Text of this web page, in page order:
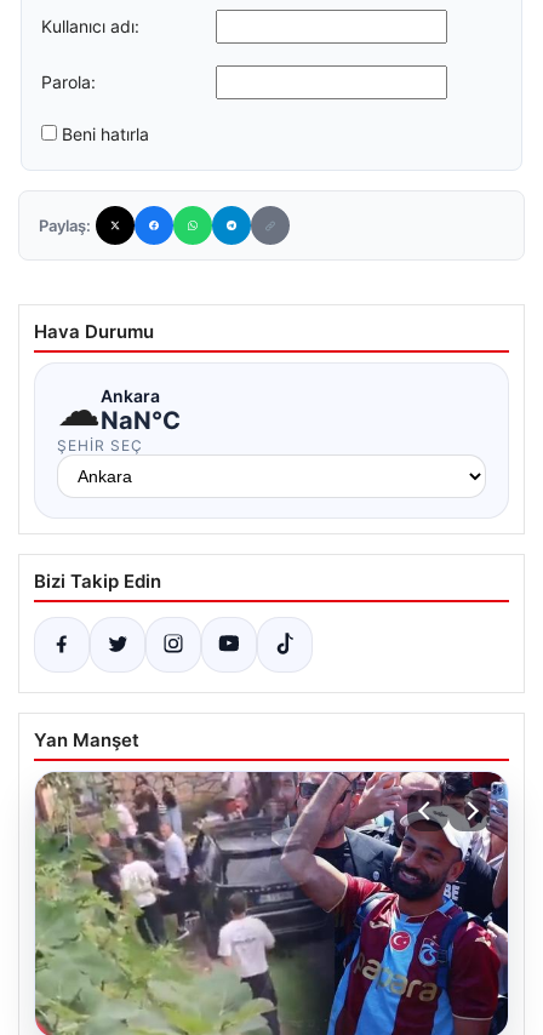
Kullanıcı adı:
Parola:
Beni hatırla
Paylaş:
Hava Durumu
☁Ankara
NaN°C
ŞEHIR SEÇ
Bizi Takip Edin
Yan Manşet